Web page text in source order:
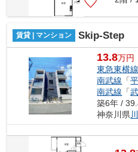
賃貸 | マンション Skip-Step
13.8万円
東急東横線
南武線 「
南武線 「
築6年 /
神奈川県